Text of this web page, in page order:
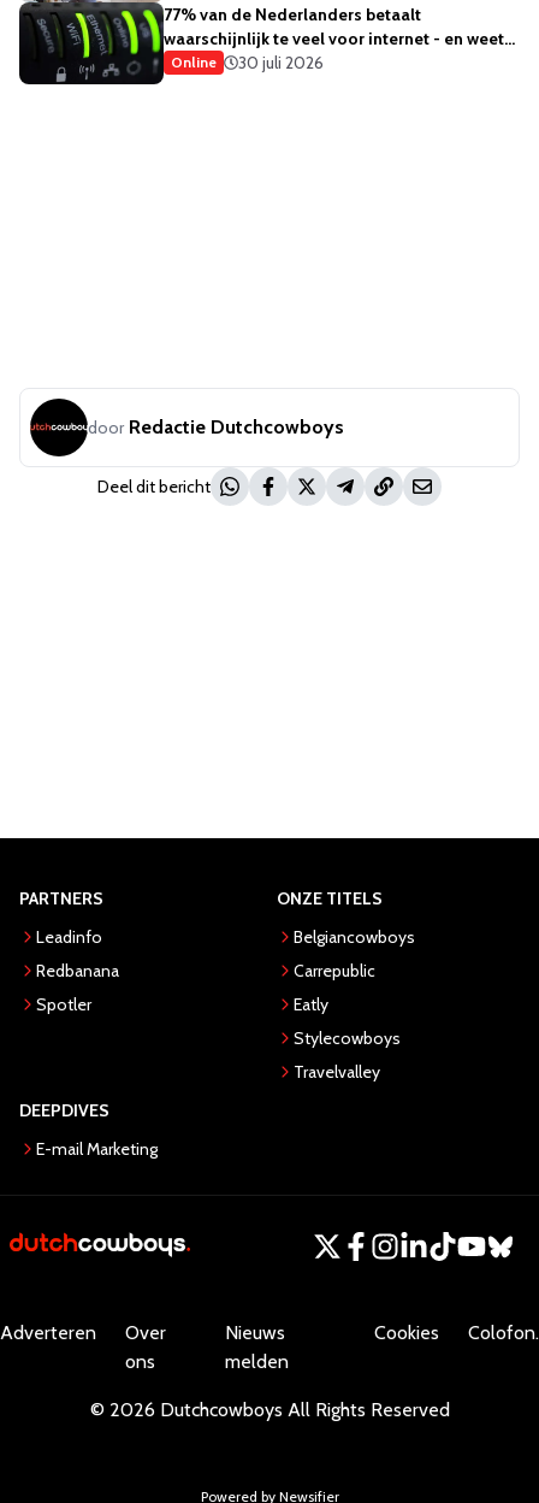
77% van de Nederlanders betaalt
waarschijnlijk te veel voor internet - en weet
het ook
Online 30 juli 2026
door Redactie Dutchcowboys
Deel dit bericht
PARTNERS
Leadinfo
Redbanana
Spotler
ONZE TITELS
Belgiancowboys
Carrepublic
Eatly
Stylecowboys
Travelvalley
DEEPDIVES
E-mail Marketing
Adverteren
Over
ons
Nieuws
melden
Cookies Colofon.
© 2026 Dutchcowboys All Rights Reserved
Powered by Newsifier